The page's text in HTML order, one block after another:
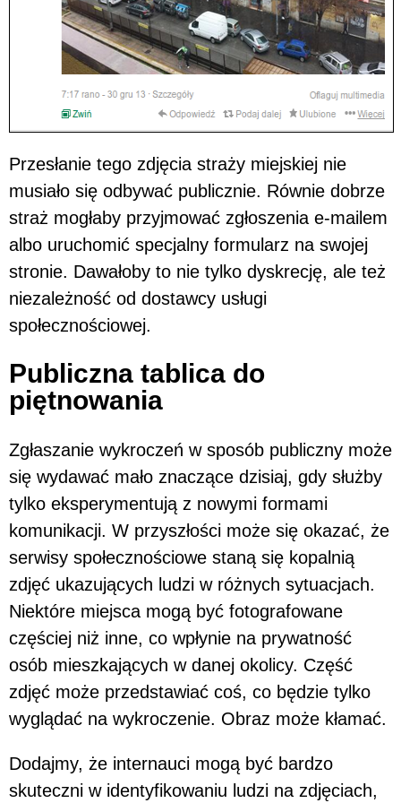
Przesłanie tego zdjęcia straży miejskiej nie
musiało się odbywać publicznie. Równie dobrze
straż mogłaby przyjmować zgłoszenia e-mailem
albo uruchomić specjalny formularz na swojej
stronie. Dawałoby to nie tylko dyskrecję, ale też
niezależność od dostawcy usługi
społecznościowej.
Publiczna tablica do
piętnowania
Zgłaszanie wykroczeń w sposób publiczny może
się wydawać mało znaczące dzisiaj, gdy służby
tylko eksperymentują z nowymi formami
komunikacji. W przyszłości może się okazać, że
serwisy społecznościowe staną się kopalnią
zdjęć ukazujących ludzi w różnych sytuacjach.
Niektóre miejsca mogą być fotografowane
częściej niż inne, co wpłynie na prywatność
osób mieszkających w danej okolicy. Część
zdjęć może przedstawiać coś, co będzie tylko
wyglądać na wykroczenie. Obraz może kłamać.
Dodajmy, że internauci mogą być bardzo
skuteczni w identyfikowaniu ludzi na zdjęciach,